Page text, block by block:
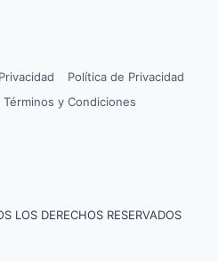
Política de Privacidad
Términos y Condiciones
DERECHOS RESERVADOS